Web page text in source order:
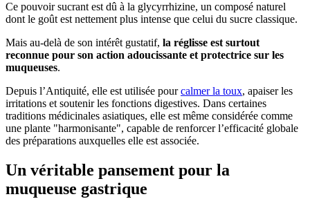
Ce pouvoir sucrant est dû à la glycyrrhizine, un composé naturel
dont le goût est nettement plus intense que celui du sucre classique.
Mais au-delà de son intérêt gustatif, la réglisse est surtout
reconnue pour son action adoucissante et protectrice sur les
muqueuses.
Depuis l’Antiquité, elle est utilisée pourcalmer la toux, apaiser les
irritations et soutenir les fonctions digestives. Dans certaines
traditions médicinales asiatiques, elle est même considérée comme
une plante "harmonisante", capable de renforcer l’efficacité globale
des préparations auxquelles elle est associée.
Un véritable pansement pour la
muqueuse gastrique